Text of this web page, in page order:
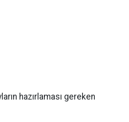
hazırlaması gereken